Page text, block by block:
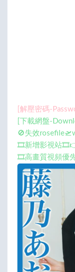
[解壓密碼-
[下載網盤-
🚫失效
🎞️新增影視站
🎞️高畫質視頻優